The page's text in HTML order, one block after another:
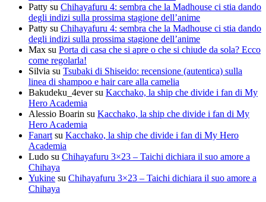
Patty su Chihayafuru 4: sembra che la Madhouse ci stia dando
degli indizi sulla prossima stagione dell’anime
Patty su Chihayafuru 4: sembra che la Madhouse ci stia dando
degli indizi sulla prossima stagione dell’anime
Max su Porta di casa che si apre o che si chiude da sola? Ecco
come regolarla!
Silvia su Tsubaki di Shiseido: recensione (autentica) sulla
linea di shampoo e hair care alla camelia
Bakudeku_4eversu Kacchako, la ship che divide i fan di My
Hero Academia
Alessio Boarin su Kacchako, la ship che divide i fan di My
Hero Academia
Fanart su Kacchako, la ship che divide i fan di My Hero
Academia
Ludo su Chihayafuru 3×23 – Taichi dichiara il suo amore a
Chihaya
Yukine su Chihayafuru 3×23 – Taichi dichiara il suo amore a
Chihaya